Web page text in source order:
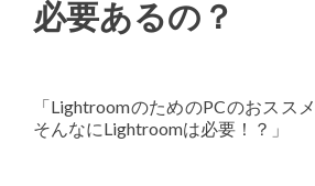
必要あるの？
「LightroomのためのPCのおスス
そんなにLightroomは必要！？」